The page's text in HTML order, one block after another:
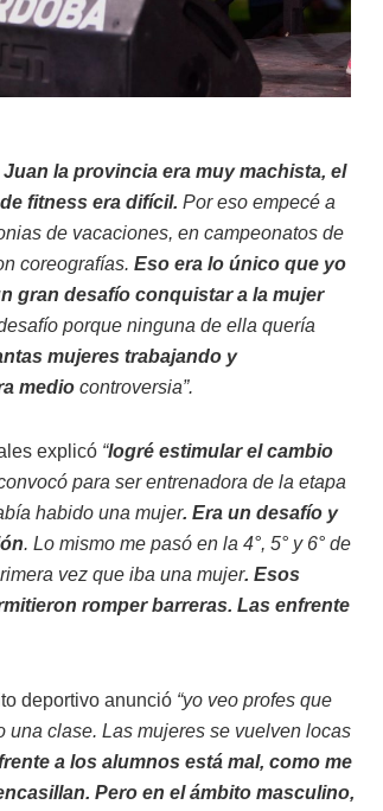
la provincia era muy machista, el
fitness era difícil. Por eso empecé a
de vacaciones, en campeonatos de
coreografías. Eso era lo único que yo
gran desafío conquistar a la mujer
porque ninguna de ella quería
mujeres trabajando y
medio controversia”.
explicó “logré estimular el cambio
para ser entrenadora de la etapa
habido una mujer. Era un desafío y
. Lo mismo me pasó en la 4°, 5° y 6° de
vez que iba una mujer. Esos
romper barreras. Las enfrente
deportivo anunció “yo veo profes que
una clase. Las mujeres se vuelven locas
a los alumnos está mal, como me
Pero en el ámbito masculino,